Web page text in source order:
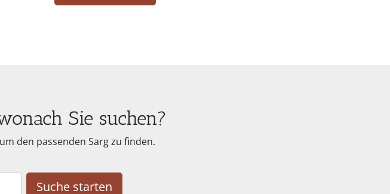
Sie suchen?
den passenden Sarg zu finden.
Suche starten